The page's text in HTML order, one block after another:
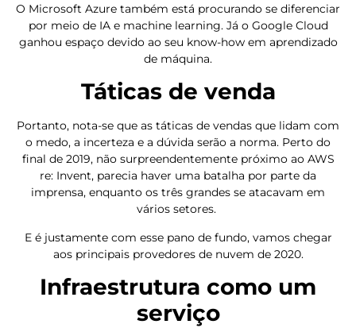
O Microsoft Azure também está procurando se diferenciar
por meio de IA e machine learning. Já o Google Cloud
ganhou espaço devido ao seu know-how em aprendizado
de máquina.
Táticas de venda
Portanto, nota-se que as táticas de vendas que lidam com
o medo, a incerteza e a dúvida serão a norma. Perto do
final de 2019, não surpreendentemente próximo ao AWS
re: Invent, parecia haver uma batalha por parte da
imprensa, enquanto os três grandes se atacavam em
vários setores.
E é justamente com esse pano de fundo, vamos chegar
aos principais provedores de nuvem de 2020.
Infraestrutura como um
serviço